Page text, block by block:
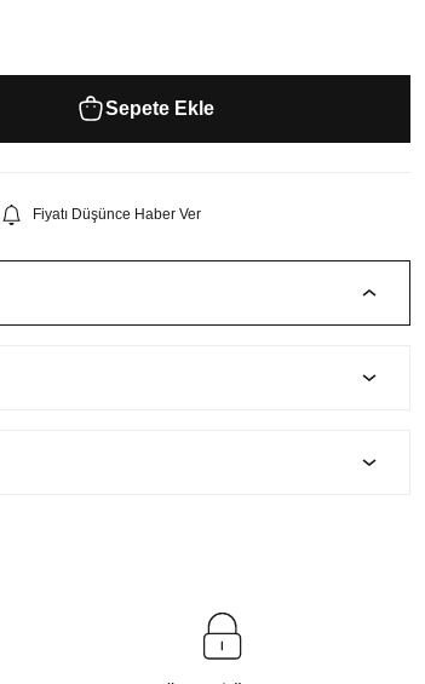
Sepete Ekle
Fiyatı Düşünce Haber Ver